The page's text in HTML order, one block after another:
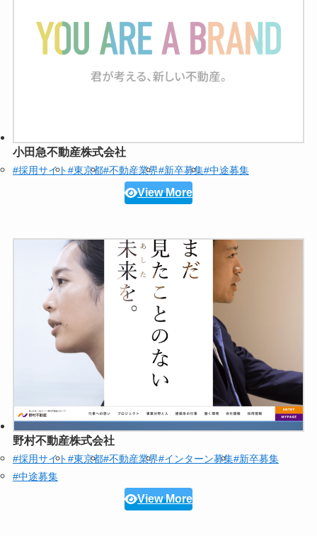
小田急不動産株式会社
#採用サイト#東京都#不動産業界#新卒募集#中途募集
View More
野村不動産株式会社
#採用サイト#東京都#不動産業界#インターン募集#新卒募集
#中途募集
View More